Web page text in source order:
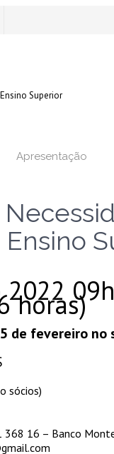
Superior
Apresentação
horas)
de fevereiro no
sócios)
16 – Banco